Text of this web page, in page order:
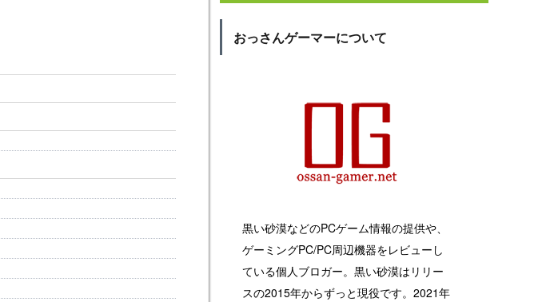
おっさんゲーマーについて
黒い砂漠などのPCゲーム情報の提供や、
ゲーミングPC/PC周辺機器をレビューし
ている個人ブロガー。黒い砂漠はリリー
スの2015年からずっと現役です。2021年